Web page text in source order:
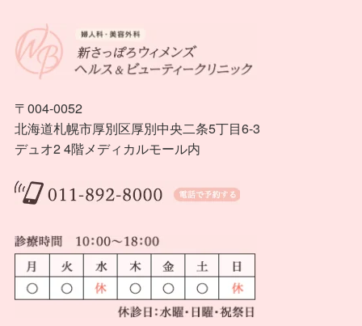
〒004-0052
北海道札幌市厚別区厚別中央二条5丁目6-3
デュオ2 4階メディカルモール内